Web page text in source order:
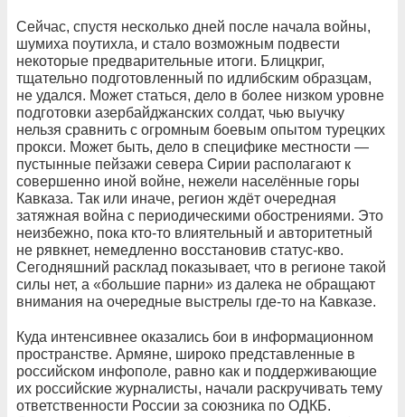
Сейчас, спустя несколько дней после начала войны,
шумиха поутихла, и стало возможным подвести
некоторые предварительные итоги. Блицкриг,
тщательно подготовленный по идлибским образцам,
не удался. Может статься, дело в более низком уровне
подготовки азербайджанских солдат, чью выучку
нельзя сравнить с огромным боевым опытом турецких
прокси. Может быть, дело в специфике местности —
пустынные пейзажи севера Сирии располагают к
совершенно иной войне, нежели населённые горы
Кавказа. Так или иначе, регион ждёт очередная
затяжная война с периодическими обострениями. Это
неизбежно, пока кто-то влиятельный и авторитетный
не рявкнет, немедленно восстановив статус-кво.
Сегодняшний расклад показывает, что в регионе такой
силы нет, а «большие парни» из далека не обращают
внимания на очередные выстрелы где-то на Кавказе.
Куда интенсивнее оказались бои в информационном
пространстве. Армяне, широко представленные в
российском инфополе, равно как и поддерживающие
их российские журналисты, начали раскручивать тему
ответственности России за союзника по ОДКБ.